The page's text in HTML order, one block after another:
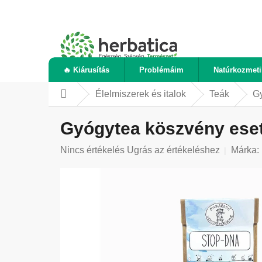
🔥 Kiárusítás Problémáim
KezdőlapÉlelmiszerek és italok Teák
Gyógytea köszvény
A
Nincs értékelés Ugrás az értékeléshez Márka: